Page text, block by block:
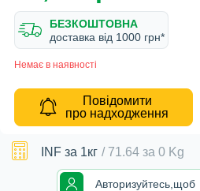
БЕЗКОШТОВНА
доставка вiд 1000 грн*
Немає в наявності
Повідомити
про надходження
INF за 1кг / 71.64 за 0 Kg
Авторизуйтесь, щоб